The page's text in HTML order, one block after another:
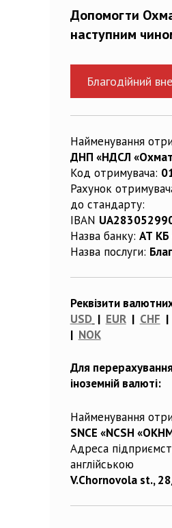
Допомогти
наступним
Благодійний
Найменування
ДНП «НДСЛ
Код отримувача:
Рахунок
до стандарту:
IBAN
Назва банку: АТ КБ
Назва послуги:
Реквізити
USD | EUR| CHF |
| NOK
Для
іноземній валюті:
Найменування
SNCE «NCSH
Адреса
англійською
V.Chornovola st.,